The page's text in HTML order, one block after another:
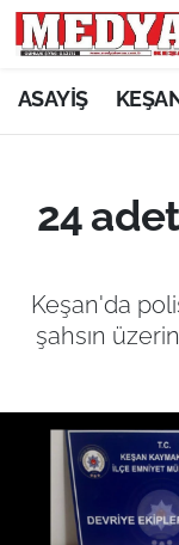
ASAYİŞ
24
Keşan'da
şahsın
KEŞAN
ASAYİŞ
GÜNDEM
SAĞLIK
EĞİTİM